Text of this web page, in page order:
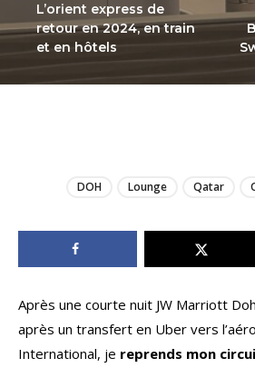
L’orient express de
retour en 2024, en train
et en hôtels
DOH Lounge Qatar
Après une courte nuit JW Marriott
après un transfert en Uber vers
International, je reprends mon